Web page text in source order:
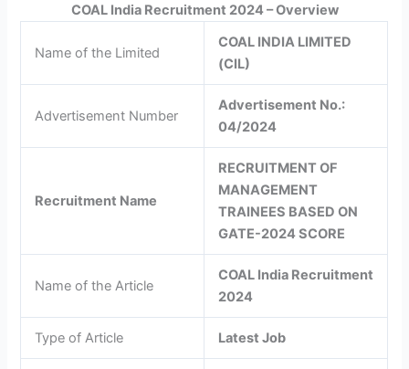
COAL India Recruitment 2024 – Overview
Name of the Limited
COAL INDIA LIMITED
(CIL)
Advertisement Number
Advertisement No.:
04/2024
Recruitment Name
RECRUITMENT OF
MANAGEMENT
TRAINEES BASED ON
GATE-2024 SCORE
Name of the Article
COAL India Recruitment
2024
Type of Article Latest Job